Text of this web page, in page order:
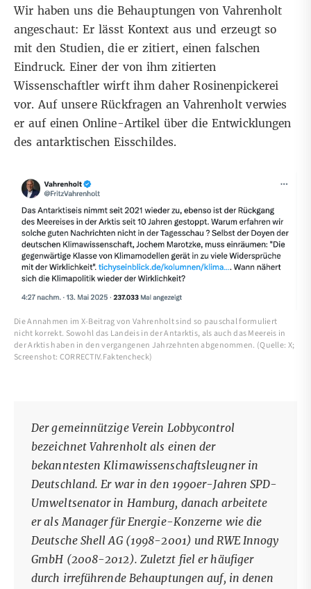
Wir haben uns die Behauptungen von Vahrenholt
angeschaut: Er lässt Kontext aus und erzeugt so
mit den Studien, die er zitiert, einen falschen
Eindruck. Einer der von ihm zitierten
Wissenschaftler wirft ihm daher Rosinenpickerei
vor. Auf unsere Rückfragen an Vahrenholtverwies
er auf einen Online-Artikel über die Entwicklungen
des antarktischen Eisschildes.
Die Annahmen im X-Beitrag von Vahrenholt sind so pauschal formuliert
nicht korrekt. Sowohl das Landeis in der Antarktis, als auch das Meereis in
der Arktis haben in den vergangenen Jahrzehnten abgenommen. (Quelle: X;
Screenshot: CORRECTIV.Faktencheck)
Der gemeinnützige Verein Lobbycontrol
bezeichnet Vahrenholt als einen der
bekanntesten Klimawissenschaftsleugner in
Deutschland. Er war in den 1990er-JahrenSPD-
Umweltsenator in Hamburg, danach arbeitete
er als Manager für Energie-Konzerne wie die
Deutsche Shell AG (1998-2001) und RWE Innogy
GmbH (2008-2012). Zuletzt fiel er häufiger
durch irreführende Behauptungen auf, in denen